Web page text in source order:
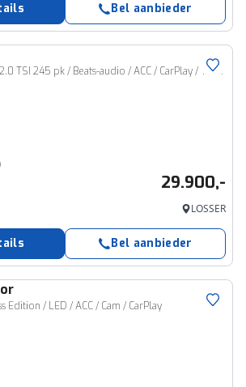
Bel aanbieder
CUPRA Sportstourer 2.0 TSI 245 pk / Beats-audio / ACC / CarPlay / Trekhaak
29.900,-
LOSSER
Bel aanbieder
Edition / LED / ACC / Cam / CarPlay